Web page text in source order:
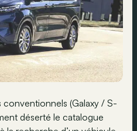
(Galaxy / S-
déserté le catalogue